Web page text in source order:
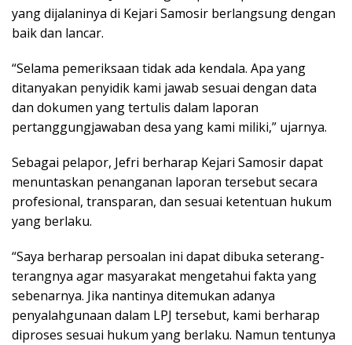
yang dijalaninya di Kejari Samosir berlangsung dengan
baik dan lancar.
“Selama pemeriksaan tidak ada kendala. Apa yang
ditanyakan penyidik kami jawab sesuai dengan data
dan dokumen yang tertulis dalam laporan
pertanggungjawaban desa yang kami miliki,” ujarnya.
Sebagai pelapor, Jefri berharap Kejari Samosir dapat
menuntaskan penanganan laporan tersebut secara
profesional, transparan, dan sesuai ketentuan hukum
yang berlaku.
“Saya berharap persoalan ini dapat dibuka seterang-
terangnya agar masyarakat mengetahui fakta yang
sebenarnya. Jika nantinya ditemukan adanya
penyalahgunaan dalam LPJ tersebut, kami berharap
diproses sesuai hukum yang berlaku. Namun tentunya